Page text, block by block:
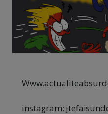
instagram: